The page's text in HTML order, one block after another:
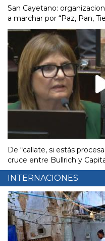
San Cayetano:
a marchar por “Paz, Pan,
De “callate, si estás
cruce entre Bullrich y
INTERNACIONES